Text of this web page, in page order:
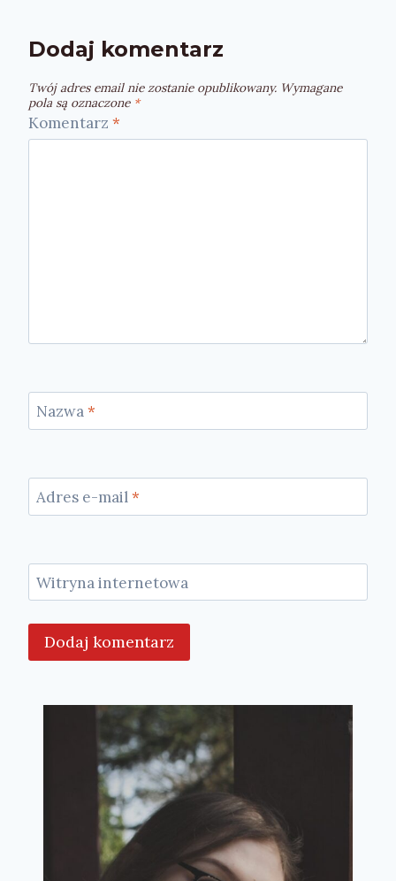
Dodaj komentarz
Twój adres email nie zostanie opublikowany. Wymagane
pola są oznaczone *
Komentarz *
Nazwa*
Adres e-mail*
Witryna internetowa